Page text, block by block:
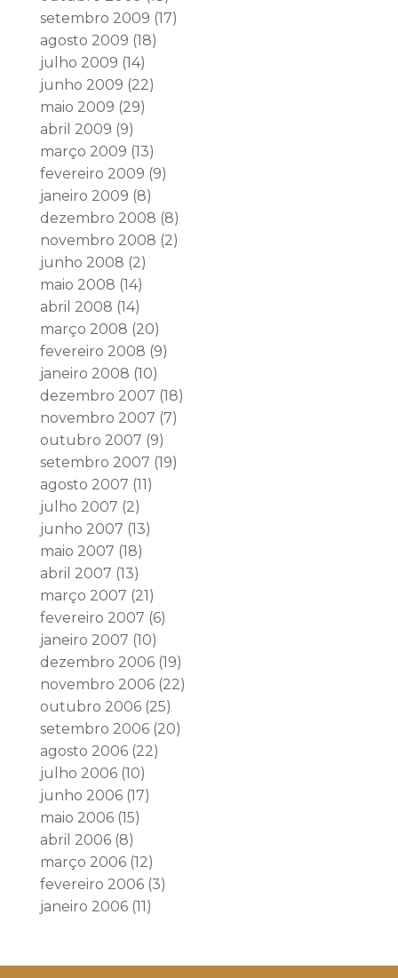
setembro 2009 (17)
agosto 2009 (18)
julho 2009 (14)
junho 2009 (22)
maio 2009 (29)
abril 2009 (9)
março 2009 (13)
fevereiro 2009 (9)
janeiro 2009 (8)
dezembro 2008 (8)
novembro 2008 (2)
junho 2008 (2)
maio 2008 (14)
abril 2008 (14)
março 2008 (20)
fevereiro 2008 (9)
janeiro 2008 (10)
dezembro 2007 (18)
novembro 2007 (7)
outubro 2007 (9)
setembro 2007 (19)
agosto 2007 (11)
julho 2007 (2)
junho 2007 (13)
maio 2007 (18)
abril 2007 (13)
março 2007 (21)
fevereiro 2007 (6)
janeiro 2007 (10)
dezembro 2006(19)
novembro 2006(22)
outubro 2006(25)
setembro 2006(20)
agosto 2006(22)
julho 2006(10)
junho 2006(17)
maio 2006(15)
abril 2006(8)
março 2006(12)
fevereiro 2006(3)
janeiro 2006(11)